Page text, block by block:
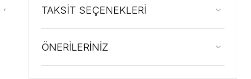
,
TAKSİT SEÇENEKLERİ
ÖNERİLERİNİZ